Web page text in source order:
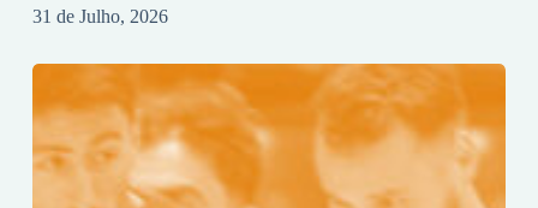
31 de Julho, 2026